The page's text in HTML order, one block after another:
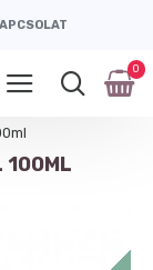
0
100ML